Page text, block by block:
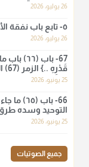
الرسول صلى
منذ 3 شهر
أ.د.
نرى اليوم
لهم سعي إلا في
كلها سود" ابن
26 يوليو، 2026
٥- تابع باب نفقة الأقارب من قوله: (ومن له وارث غير أب).
26 يوليو، 2026
67- باب
قَدْرِهِ ..} الزمر (67) الآية.
25 يونيو، 2026
66- باب
التوحيد وسده
25 يونيو، 2026
جميع الصوتيات